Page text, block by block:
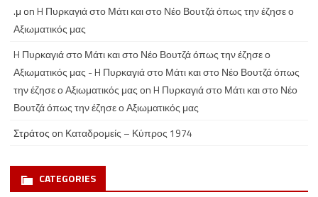
.μ onH Πυρκαγιά στο Μάτι και στο Νέο Βουτζά όπως την έζησε ο
Αξιωματικός μας
H Πυρκαγιά στο Μάτι και στο Νέο Βουτζά όπως την έζησε ο
Αξιωματικός μας - H Πυρκαγιά στο Μάτι και στο Νέο Βουτζά όπως
την έζησε ο Αξιωματικός μας onH Πυρκαγιά στο Μάτι και στο Νέο
Βουτζά όπως την έζησε ο Αξιωματικός μας
Στράτος on Καταδρομείς – Κύπρος 1974
CATEGORIES